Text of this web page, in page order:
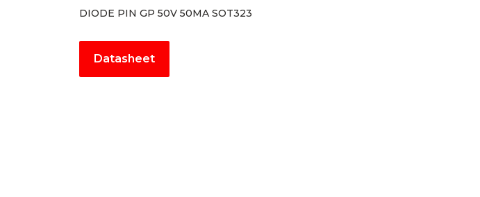
DIODE PIN GP 50V 50MA SOT323
Datasheet